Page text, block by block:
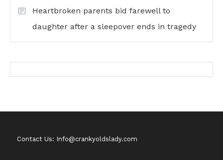
Heartbroken parents bid farewell to
daughter after a sleepover ends in tragedy
Contact Us: Info@crankyoldslady.com